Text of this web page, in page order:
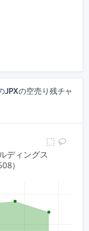
JPXの空売り残チャ
ディングス
）